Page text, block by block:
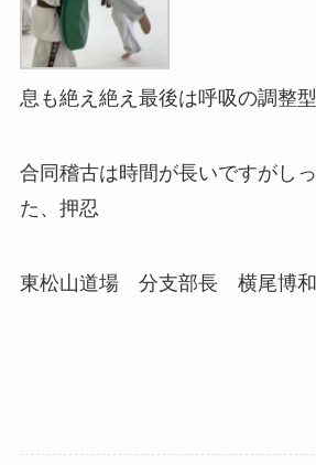
息も絶え絶え最後は呼吸の調整型
合同稽古は時間が長いですがし
た、押忍
東松山道場 分支部長 横尾博和